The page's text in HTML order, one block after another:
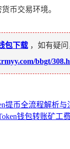
币交易环境。
包下载 ，如有疑
bbgt/
提币全流程解析与
钱包转账矿工